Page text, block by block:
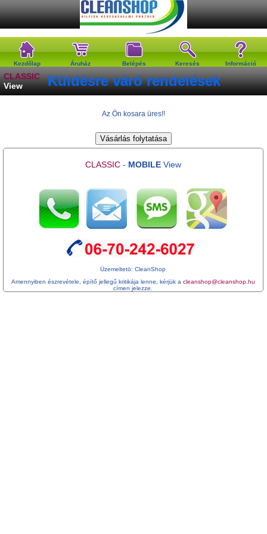
Kezdőlap Áruház Belépés Keresés Információ
CLASSIC
View
Küldésre váró rendelések
Az Ön kosara üres!!
CLASSIC- MOBILEView
Üzemeltetö: CleanShop
Amennyiben észrevétele, építő jellegű kritikája lenne, kérjük a cleanshop@cleanshop.hu
címen jelezze.